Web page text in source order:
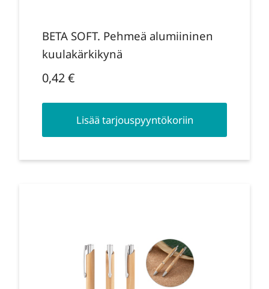
BETA SOFT. Pehmeä alumiininen
kuulakärkikynä
0,42€
Lisää tarjouspyyntökoriin